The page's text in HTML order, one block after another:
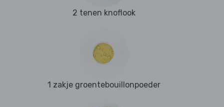
2 tenen knoflook
1 zakje groentebouillonpoeder